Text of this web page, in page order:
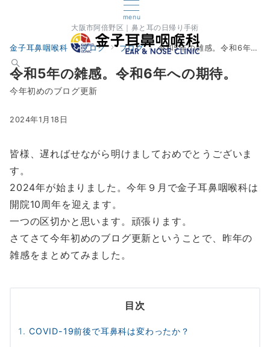
menu
大阪市阿倍野区｜鼻と耳の日帰り手術
金子耳鼻咽喉科 ブログ ブログ 令和5年の雑感。令和6年への期待。
令和5年の雑感。令和6年への期待。
今年初めのブログ更新
2024年1月18日
皆様、遅ればせながら明けましておめでとうございま
す。
2024年が始まりました。今年９月で金子耳鼻咽喉科は
開院10周年を迎えます。
一つの区切かと思います。頑張ります。
さてさて今年初めのブログ更新ということで、昨年の
雑感をまとめてみました。
目次
COVID-19前後で耳鼻科は変わったか？